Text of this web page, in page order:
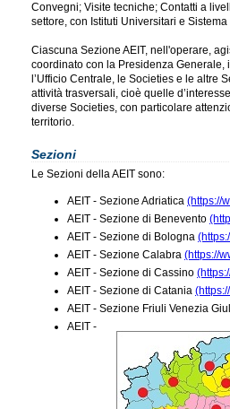
Convegni; Visite tecniche; Contatti a
settore, con Istituti Universitari e
Ciascuna Sezione AEIT, nell'operare,
coordinato con la Presidenza Generale,
l’Ufficio Centrale, le Societies e le altre
attività trasversali, cioè quelle
diverse Societies, con particolare
territorio.
Sezioni
Le Sezioni della AEIT sono:
AEIT - Sezione Adriatica (https://
AEIT - Sezione di Benevento
AEIT - Sezione di Bologna
AEIT - Sezione Calabra (https://
AEIT - Sezione di Cassino
AEIT - Sezione di Catania
AEIT - Sezione Friuli Venezia
AEIT -